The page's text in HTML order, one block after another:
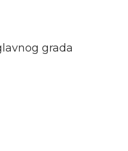
grada